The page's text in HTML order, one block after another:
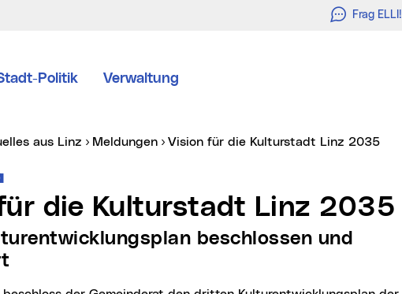
Frag ELLI!
Stadt-Politik Verwaltung
aus Linz Meldungen Vision für die Kulturstadt Linz 2035
Fotos zur Meldung
für die Kulturstadt Linz 2035